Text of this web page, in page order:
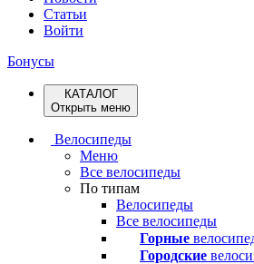
Статьи
Войти
Бонусы
КАТАЛОГ
Открыть меню
Велосипеды
Меню
Все велосипеды
По типам
Велосипеды
Все велосипеды
Горные
Городские